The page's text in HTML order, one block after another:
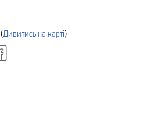
(Дивитись на карті)